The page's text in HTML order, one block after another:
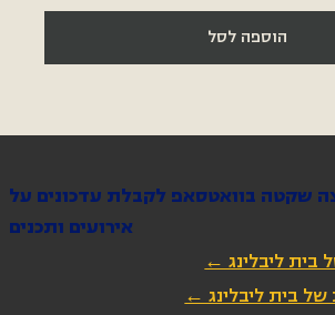
הוספה לסל
שקטה בוואטסאפ לקבלת עדכונים על
אירועים ותכנים
בית ליבלינג ←
של בית ליבלינג ←